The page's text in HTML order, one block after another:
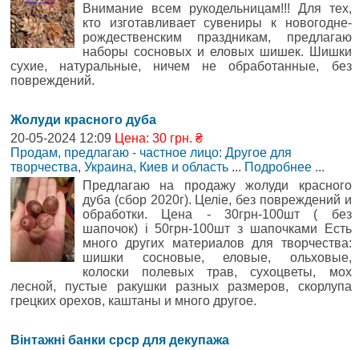
Внимание всем рукодельницам!!! Для тех,
кто изготавливает сувениры к новогодне-
рождественским праздникам, предлагаю
наборы сосновых и еловых шишек. Шишки
сухие, натуральные, ничем не обработанные, без
повреждений.
Жолуди красного дуба
20-05-2024 12:09 Цена: 30 грн. ₴
Продам, предлагаю - частное лицо: Другое для
творчества, Украина, Киев и область ... Подробнее ...
Предлагаю на продажу жолуди красного
дуба (сбор 2020г). Целіе, без повреждений и
обработки. Цена - 30грн-100шт ( без
шапочок) і 50грн-100шт з шапочками Есть
много других материалов для творчества:
шишки сосновые, еловые, ольховые,
колоски полевых трав, сухоцветы, мох
лесной, пустые ракушки разных размеров, скорлупа
грецких орехов, каштаны и много другое.
Вінтажні банки срср для декупажа